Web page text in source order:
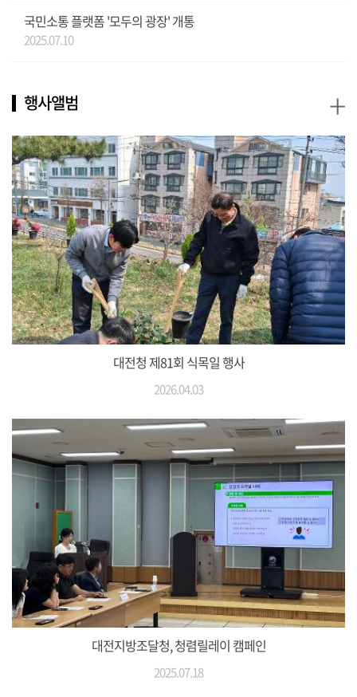
국민소통 플랫폼 '모두의 광장' 개통
2025.07.10
행사앨범
대전청 제81회 식목일 행사
2026.04.03
대전지방조달청, 청렴릴레이 캠페인
2025.07.18
+